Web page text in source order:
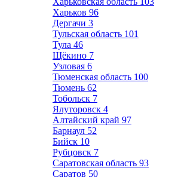
Харьков 96
Дергачи 3
Тульская область 101
Тула 46
Щёкино 7
Узловая 6
Тюменская область 100
Тюмень 62
Тобольск 7
Ялуторовск 4
Алтайский край 97
Барнаул 52
Бийск 10
Рубцовск 7
Саратовская область 93
Саратов 50